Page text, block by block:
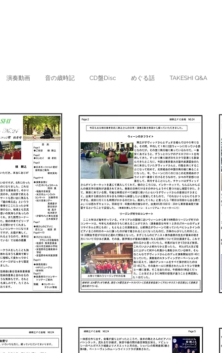
演奏動画 音の歳時記 CD盤Disc めぐる話 TAKESHI Q&A